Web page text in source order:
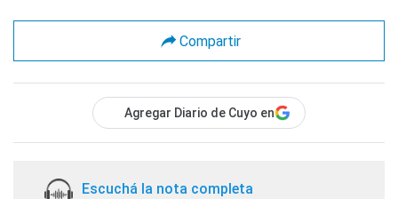
Compartir
Agregar Diario de Cuyo en
Escuchá la nota completa